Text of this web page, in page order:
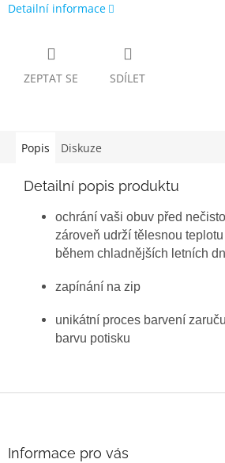
Detailní informace
ZEPTAT SE SDÍLET
Popis Diskuze
Detailní popis produktu
ochrání vaši obuv před
zároveň udrží tělesnou
během chladnějších letních
zapínání na zip
unikátní proces barvení
barvu potisku
Informace pro vás